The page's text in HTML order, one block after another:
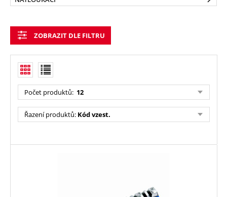
ZOBRAZIT DLE FILTRU
Počet produktů: 12
Řazení produktů: Kód vzest.